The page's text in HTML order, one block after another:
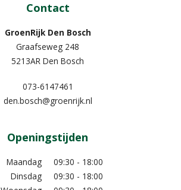
Contact
GroenRijk Den Bosch
Graafseweg 248
5213AR Den Bosch
073-6147461
den.bosch@groenrijk.nl
Openingstijden
Maandag
09:30 - 18:00
Dinsdag
09:30 - 18:00